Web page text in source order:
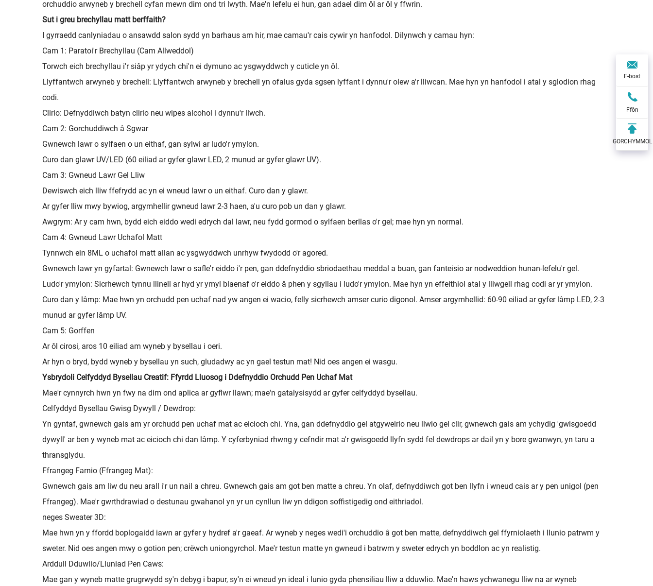
orchuddio arwyneb y brechell cyfan mewn dim ond tri lwyth. Mae'n lefelu ei hun, gan adael dim ôl ar ôl y ffwrin.
Sut i greu brechyllau matt berffaith?
I gyrraedd canlyniadau o ansawdd salon sydd yn barhaus am hir, mae camau'r cais cywir yn hanfodol. Dilynwch y camau hyn:
Cam 1: Paratoi'r Brechyllau (Cam Allweddol)
Torwch eich brechyllau i'r siâp yr ydych chi'n ei dymuno ac ysgwyddwch y cuticle yn ôl.
Llyffantwch arwyneb y brechell: Llyffantwch arwyneb y brechell yn ofalus gyda sgsen lyffant i dynnu'r olew a'r lliwcan. Mae hyn yn hanfodol i atal y sglodion rhag
codi.
Clirio: Defnyddiwch batyn clirio neu wipes alcohol i dynnu'r llwch.
Cam 2: Gorchuddiwch â Sgwar
Gwnewch lawr o sylfaen o un eithaf, gan sylwi ar ludo'r ymylon.
Curo dan glawr UV/LED (60 eiliad ar gyfer glawr LED, 2 munud ar gyfer glawr UV).
Cam 3: Gwneud Lawr Gel Lliw
Dewiswch eich lliw ffefrydd ac yn ei wneud lawr o un eithaf. Curo dan y glawr.
Ar gyfer lliw mwy bywiog, argymhellir gwneud lawr 2-3 haen, a'u curo pob un dan y glawr.
Awgrym: Ar y cam hwn, bydd eich eiddo wedi edrych dal lawr, neu fydd gormod o sylfaen berllas o'r gel; mae hyn yn normal.
Cam 4: Gwneud Lawr Uchafol Matt
Tynnwch ein 8ML o uchafol matt allan ac ysgwyddwch unrhyw fwydodd o'r agored.
Gwnewch lawr yn gyfartal: Gwnewch lawr o safle'r eiddo i'r pen, gan ddefnyddio sbriodaethau meddal a buan, gan fanteisio ar nodweddion hunan-lefelu'r gel.
Ludo'r ymylon: Sicrhewch tynnu llinell ar hyd yr ymyl blaenaf o'r eiddo â phen y sgyllau i ludo'r ymylon. Mae hyn yn effeithiol atal y lliwgell rhag codi ar yr ymylon.
Curo dan y lâmp: Mae hwn yn orchudd pen uchaf nad yw angen ei wacio, felly sicrhewch amser curio digonol. Amser argymhellid: 60-90 eiliad ar gyfer lâmp LED, 2-3
munud ar gyfer lâmp UV.
Cam 5: Gorffen
Ar ôl cirosi, aros 10 eiliad am wyneb y bysellau i oeri.
Ar hyn o bryd, bydd wyneb y bysellau yn such, gludadwy ac yn gael testun mat! Nid oes angen ei wasgu.
Ysbrydoli Celfyddyd Bysellau Creatif: Ffyrdd Lluosog i Ddefnyddio Orchudd Pen Uchaf Mat
Mae'r cynnyrch hwn yn fwy na dim ond aplica ar gyflwr llawn; mae'n gatalysisydd ar gyfer celfyddyd bysellau.
Celfyddyd Bysellau Gwisg Dywyll / Dewdrop:
Yn gyntaf, gwnewch gais am yr orchudd pen uchaf mat ac eicioch chi. Yna, gan ddefnyddio gel atgyweirio neu liwio gel clir, gwnewch gais am ychydig 'gwisgoedd
dywyll' ar ben y wyneb mat ac eicioch chi dan lâmp. Y cyferbyniad rhwng y cefndir mat a'r gwisgoedd llyfn sydd fel dewdrops ar dail yn y bore gwanwyn, yn taru a
thransglydu.
Ffrangeg Farnio (Ffrangeg Mat):
Gwnewch gais am liw du neu arall i'r un nail a chreu. Gwnewch gais am got ben matte a chreu. Yn olaf, defnyddiwch got ben llyfn i wneud cais ar y pen unigol (pen
Ffrangeg). Mae'r gwrthdrawiad o destunau gwahanol yn yr un cynllun liw yn ddigon soffistigedig ond eithriadol.
neges Sweater 3D:
Mae hwn yn y ffordd boplogaidd iawn ar gyfer y hydref a'r gaeaf. Ar wyneb y neges wedi'i orchuddio â got ben matte, defnyddiwch gel ffyrniolaeth i llunio patrwm y
sweter. Nid oes angen mwy o gotion pen; crëwch uniongyrchol. Mae'r testun matte yn gwneud i batrwm y sweter edrych yn boddlon ac yn realistig.
Arddull Dduwlio/Lluniad Pen Caws:
Mae gan y wyneb matte grugrwydd sy'n debyg i bapur, sy'n ei wneud yn ideal i lunio gyda phensiliau lliw a dduwlio. Mae'n haws ychwanegu lliw na ar wyneb
E-bost
Ffôn
GORCHYMMOL